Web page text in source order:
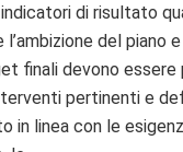
di risultato
del piano
finali devono essere
pertinenti e
in linea con le